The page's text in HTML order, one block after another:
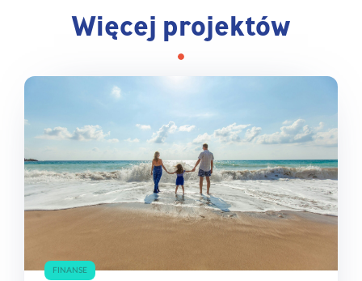
Więcej projektów
FINANSE